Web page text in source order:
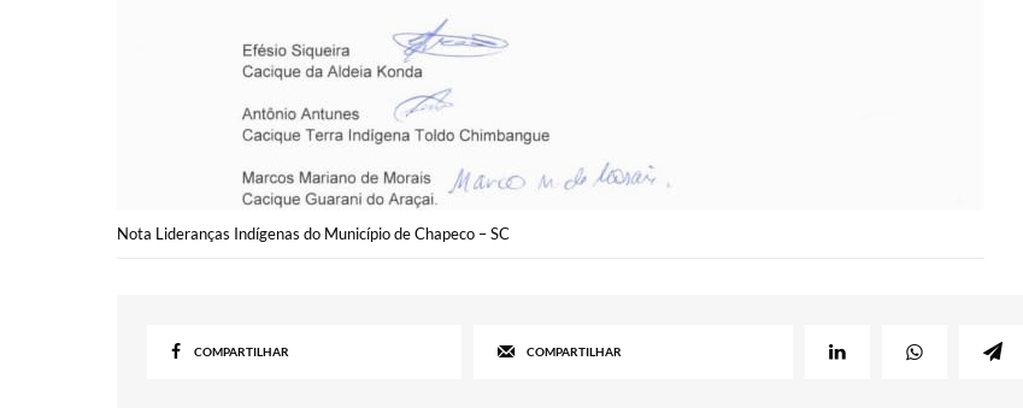
Nota Lideranças Indígenas do Município de Chapeco – SC
COMPARTILHAR COMPARTILHAR